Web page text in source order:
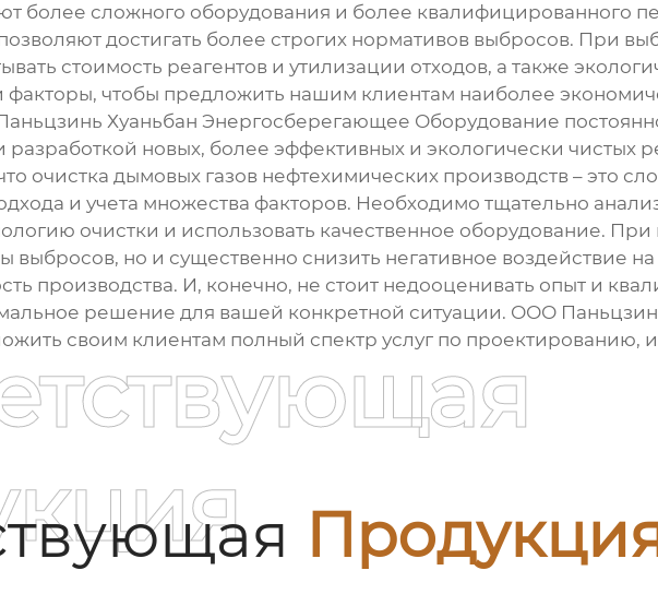
более сложного оборудования и более квалифицированного
достигать более строгих нормативов выбросов. При
стоимость реагентов и утилизации отходов, а также
факторы, чтобы предложить нашим клиентам наиболее
Хуаньбан Энергосберегающее Оборудование
новых, более эффективных и экологически чистых
очистка дымовых газов нефтехимических производств – это
и учета множества факторов. Необходимо тщательно
очистки и использовать качественное оборудование.
выбросов, но и существенно снизить негативное воздействие
производства. И, конечно, не стоит недооценивать опыт и
решение для вашей конкретной ситуации. ООО
своим клиентам полный спектр услуг по проектированию,